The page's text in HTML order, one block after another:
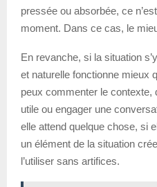
pressée ou absorbée, ce
moment. Dans ce cas, le
En revanche, si la situation
et naturelle fonctionne mieux
peux commenter le contexte,
utile ou engager une
elle attend quelque chose, si
un élément de la situation
l’utiliser sans artifices.